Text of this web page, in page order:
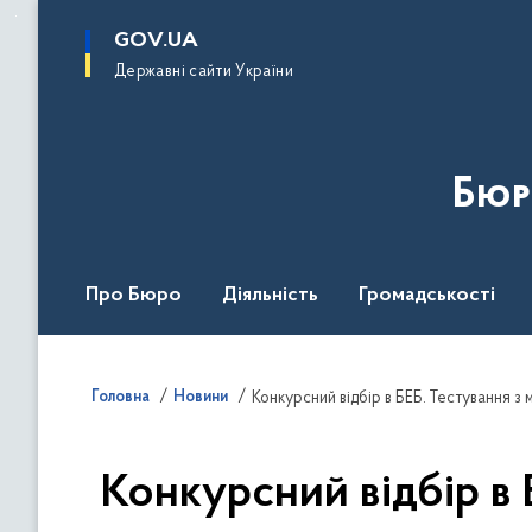
основного
GOV.UA
Державні сайти України
Про Бюро Діяльність Громадськості
Головна Новини Конкурсний відбір в БЕБ. Тестування
Конкурсний відбір